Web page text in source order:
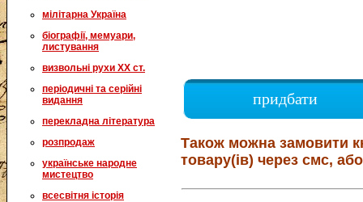
мілітарна Україна
біографії, мемуари,
листування
визвольні рухи XX ст.
періодичні та серійні
видання
перекладна література
розпродаж
українське народне
мистецтво
всесвітня історія
придбати
Також можна замовити
товару(ів) через смс,